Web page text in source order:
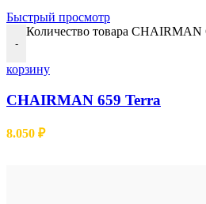
Быстрый просмотр
-
Количество товара CHAIRMAN
корзину
CHAIRMAN 659 Terra
8.050 ₽